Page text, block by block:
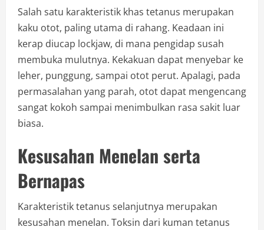
Salah satu karakteristik khas tetanus merupakan
kaku otot, paling utama di rahang. Keadaan ini
kerap diucap lockjaw, di mana pengidap susah
membuka mulutnya. Kekakuan dapat menyebar ke
leher, punggung, sampai otot perut. Apalagi, pada
permasalahan yang parah, otot dapat mengencang
sangat kokoh sampai menimbulkan rasa sakit luar
biasa.
Kesusahan Menelan serta
Bernapas
Karakteristik tetanus selanjutnya merupakan
kesusahan menelan. Toksin dari kuman tetanus